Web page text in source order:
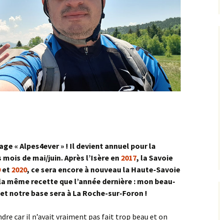
Orches
Pernand-Vergelesses
St-Romain
Concœur
Détain Est
Détain Ouest
Ferme de la Buère
Quemigny-Poisot
Reulle-Vergy
Barain
Bellenot-sous-Pouilly
Beurizot
Boux-sous-Salmaise ><
Jailly-les-Moulins
Charny
Château Loizerolle
Châteauneuf
Châtellenot
Curtil-St-Seine
Cussey-lès-Forges ><
Foncegrive
Étaules
Fromenteau
Maison Forestière des
Suchots
Oigny
Rente de Collonges
Roche Aigüe
Urcy
2025
« Alpes4ever » ! Il devient annuel pour la
de mai/juin. Après l’Isère en 2017, la Savoie
et 2020, ce sera encore à nouveau la Haute-Savoie
même recette que l’année dernière : mon beau-
notre base sera à La Roche-sur-Foron !
car il n’avait vraiment pas fait trop beau et on